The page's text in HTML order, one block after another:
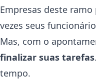
Empresas deste
vezes seus
Mas, com o
finalizar suas tarefas
tempo.